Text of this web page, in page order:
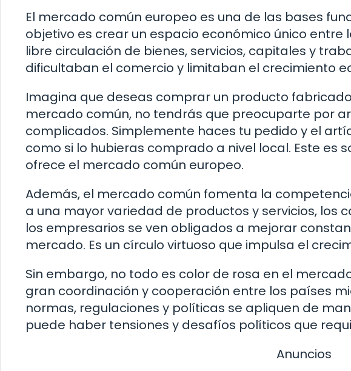
El mercado común europeo es una de las bases
objetivo es crear un espacio económico único entre
libre circulación de bienes, servicios, capitales y
dificultaban el comercio y limitaban el crecimiento
Imagina que deseas comprar un producto
mercado común, no tendrás que preocuparte por
complicados. Simplemente haces tu pedido y el
como si lo hubieras comprado a nivel local. Este es
ofrece el mercado común europeo.
Además, el mercado común fomenta la
a una mayor variedad de productos y servicios, los
los empresarios se ven obligados a mejorar
mercado. Es un círculo virtuoso que impulsa el
Sin embargo, no todo es color de rosa en el
gran coordinación y cooperación entre los países
normas, regulaciones y políticas se apliquen de
puede haber tensiones y desafíos políticos que
Anuncios